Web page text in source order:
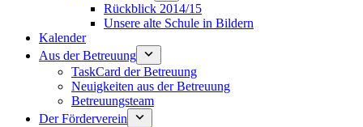
Rückblick 2014/15
Unsere alte Schule in Bildern
Kalender
Aus der Betreuung
TaskCard der Betreuung
Neuigkeiten aus der Betreuung
Betreuungsteam
Der Förderverein